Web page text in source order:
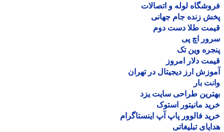
لوله و اتصالات
زنده جام جهانی
طلا دست دوم
اچ پی
وین تک
دلار امروز
ارز دیجیتال در تهران
بار
طراحی سایت یزد
مانیتور استوک
فالوور پاپ آپ اینستاگرام
تبلیغاتی